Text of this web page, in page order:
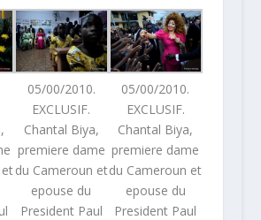
05/00/2010.
EXCLUSIF.
Chantal Biya,
premiere dame
du Cameroun et
epouse du
President Paul
05/00/2010.
EXCLUSIF.
Chantal Biya,
premiere dame
du Cameroun et
epouse du
President Paul